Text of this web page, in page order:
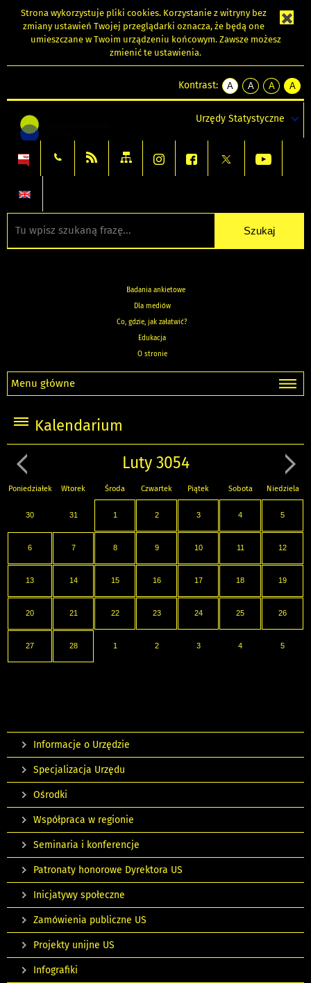
Strona wykorzystuje pliki cookies. Korzystanie z witryny bez
zmiany ustawień Twojej przeglądarki oznacza, że będą one
umieszczane w Twoim urządzeniu końcowym. Zawsze możesz
zmienić te ustawienia.
Kontrast:
A
kontrast
A
kontrast
tekst
czarnym
A
kontrast
tekst
czarnym
A
tekst
żółtym
Urzędy Statystyczne
Badania ankietowe
Dla mediów
Co, gdzie, jak załatwić?
Edukacja
O stronie
Menu główne
Kalendarium
Luty 3054
Poniedziałek Wtorek Środa Czwartek Piątek Sobota Niedziela
30 31 1 2 3 4 5
6 7 8 9 10 11 12
13 14 15 16 17 18 19
20 21 22 23 24 25 26
27 28 1 2 3 4 5
Informacje o Urzędzie
Specjalizacja Urzędu
Ośrodki
Współpraca w regionie
Seminaria i konferencje
Patronaty honorowe Dyrektora US
Inicjatywy społeczne
Zamówienia publiczne US
Projekty unijne US
Infografiki